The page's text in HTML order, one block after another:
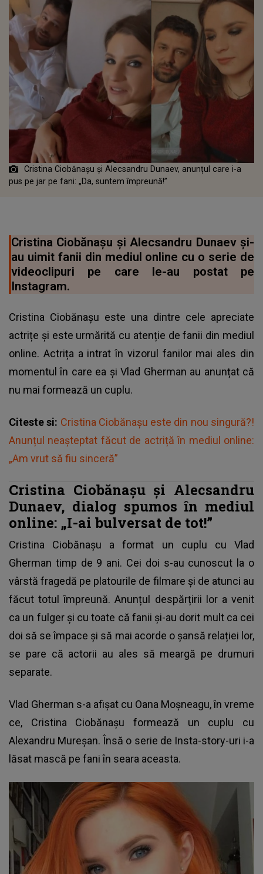
Cristina Ciobănașu și Alecsandru Dunaev, anunțul care i-a
pus pe jar pe fani: „Da, suntem împreună!”
Cristina Ciobănașu și Alecsandru Dunaev și-
au uimit fanii din mediul online cu o serie de
videoclipuri pe care le-au postat pe
Instagram.
Cristina Ciobănașu este una dintre cele apreciate
actrițe și este urmărită cu atenție de fanii din mediul
online. Actrița a intrat în vizorul fanilor mai ales din
momentul în care ea și Vlad Gherman au anunțat că
nu mai formează un cuplu.
Citeste si: Cristina Ciobănașu este din nou singură?!
Anunțul neașteptat făcut de actriță în mediul online:
„Am vrut să fiu sinceră”
Cristina Ciobănașu și Alecsandru
Dunaev, dialog spumos în mediul
online: „I-ai bulversat de tot!”
Cristina Ciobănașu a format un cuplu cu Vlad
Gherman timp de 9 ani. Cei doi s-au cunoscut la o
vârstă fragedă pe platourile de filmare și de atunci au
făcut totul împreună. Anunțul despărțirii lor a venit
ca un fulger și cu toate că fanii și-au dorit mult ca cei
doi să se împace și să mai acorde o șansă relației lor,
se pare că actorii au ales să meargă pe drumuri
separate.
Vlad Gherman s-a afișat cu Oana Moșneagu, în vreme
ce, Cristina Ciobănașu formează un cuplu cu
Alexandru Mureșan. Însă o serie de Insta-story-uri i-a
lăsat mască pe fani în seara aceasta.